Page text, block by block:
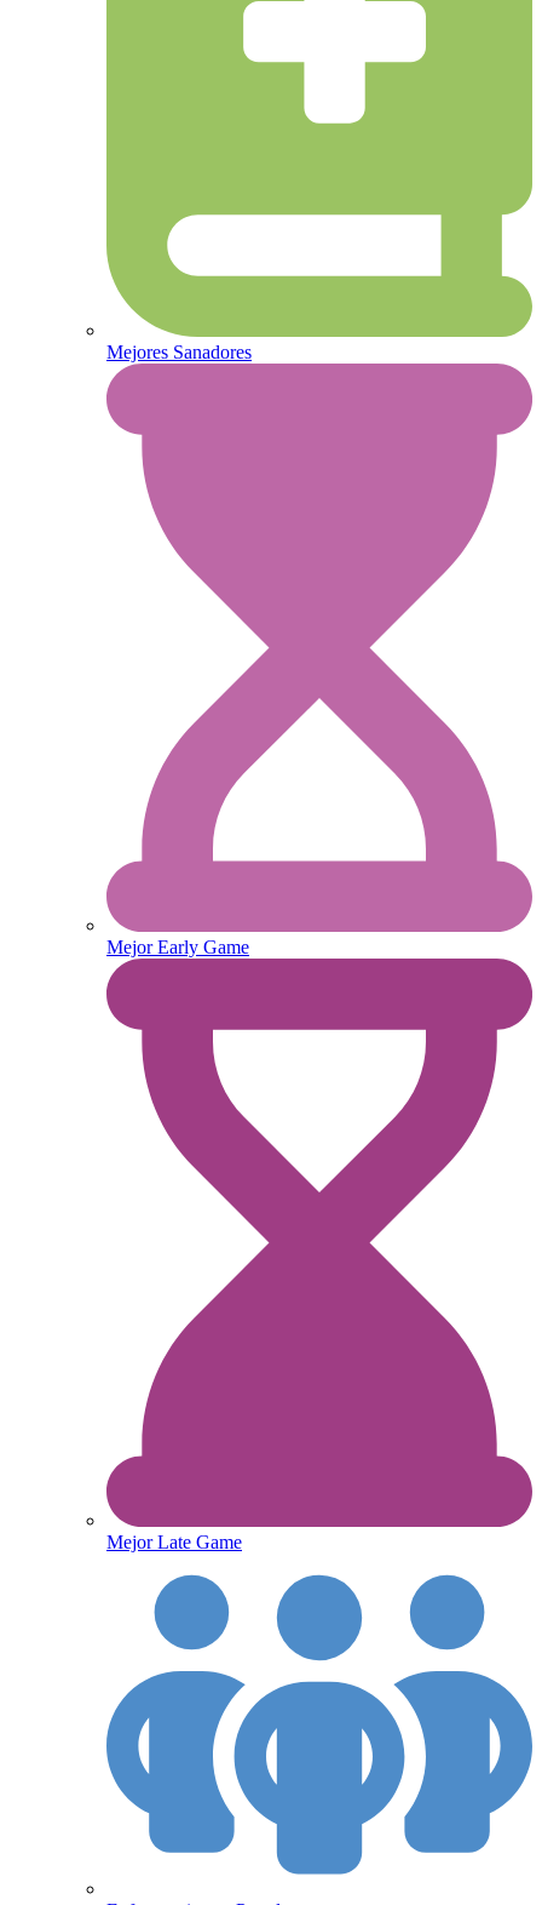
Mejores Sanadores
Mejor Early Game
Mejor Late Game